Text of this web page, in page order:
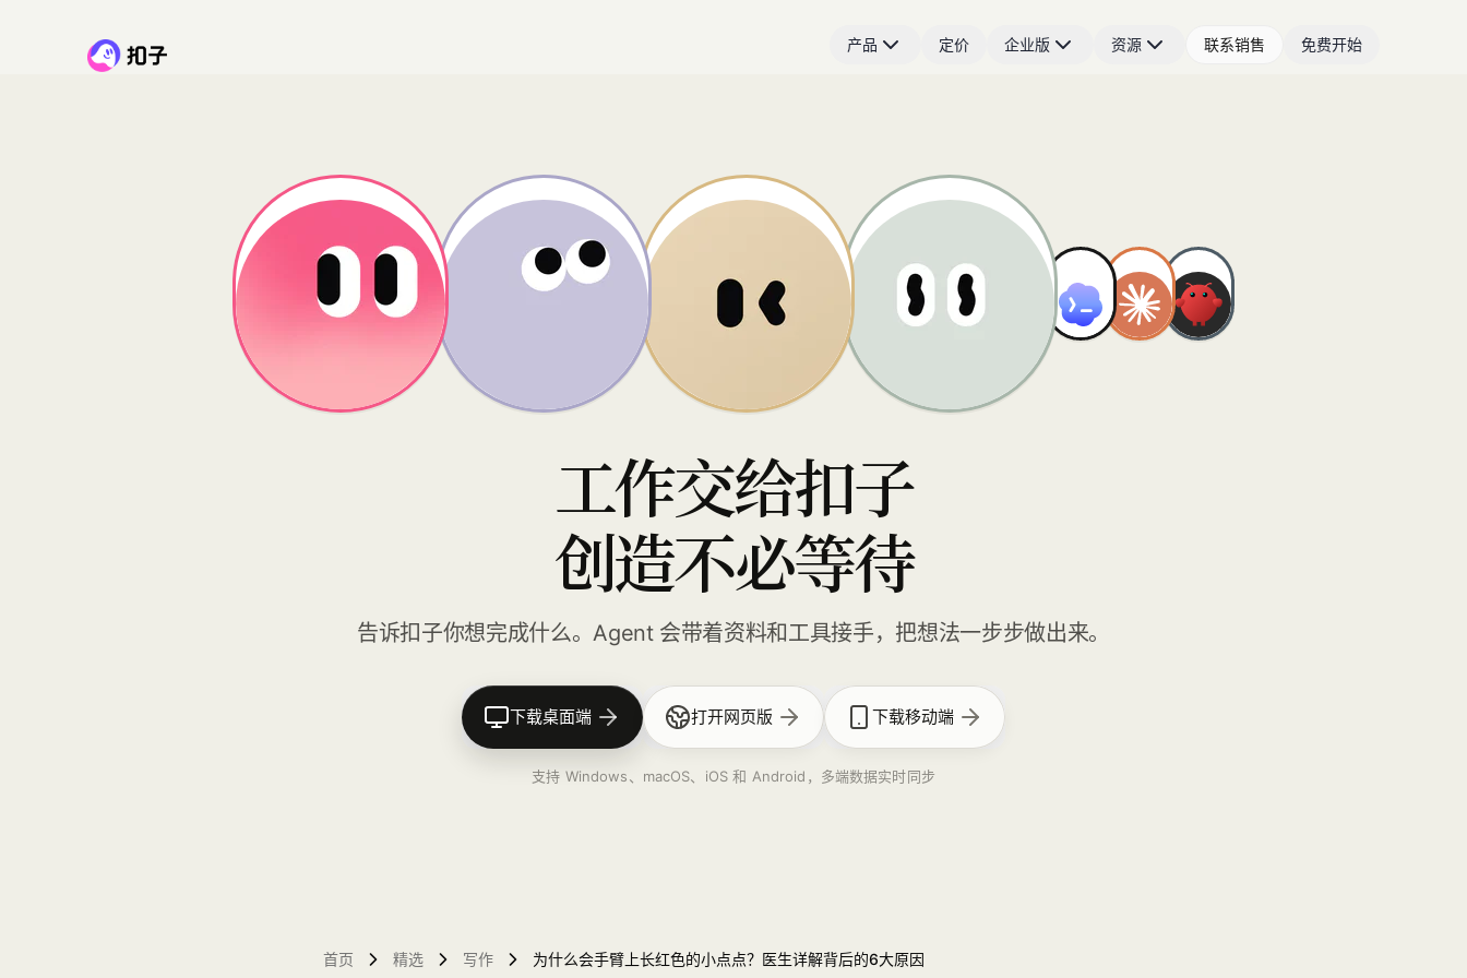
产品 定价 企业版 资源 联系销售 免费开始
工作交给扣子
创造不必等待
告诉扣子你想完成什么。Agent 会带着资料和工具接手，把想法一步步做出来。
下载桌面端 打开网页版 下载移动端
支持 Windows、macOS、iOS 和 Android，多端数据实时同步
首页 精选 写作 为什么会手臂上长红色的小点点？医生详解背后的6大原因